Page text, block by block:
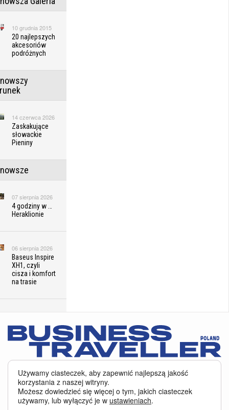
10 grudnia 2015
20 najlepszych
akcesoriów
podróżnych
14 czerwca 2026
Zaskakujące
słowackie
Pieniny
07 sierpnia 2026
4 godziny w …
Heraklionie
06 sierpnia 2026
Baseus Inspire
XH1, czyli
cisza i komfort
na trasie
RECENZJA.
Vienna House
by Wyndham
czyli magia
niezwkłych
technologie o analogicznym charakterze, przede wszystkim w celu
zapewnienia Państwu najlepszej jakości oferowanych usług, a ponadto w
celach statystycznych i reklamowych. Korzystanie z serwisu oznacza, że pliki
te będą zapisywane w Państwa komputerze. Więcej na temat
Używamy ciasteczek, aby zapewnić najlepszą jakość
korzystania z naszej witryny.
Możesz dowiedzieć się więcej o tym, jakich ciasteczek
używamy, lub wyłączyć je w ustawieniach.